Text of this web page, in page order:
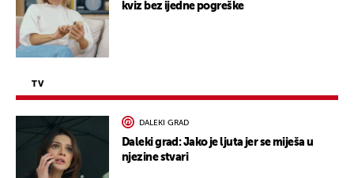
kviz bez ijedne pogreške
TV
DALEKI GRAD
Daleki grad: Jako je ljuta jer se miješa u
njezine stvari